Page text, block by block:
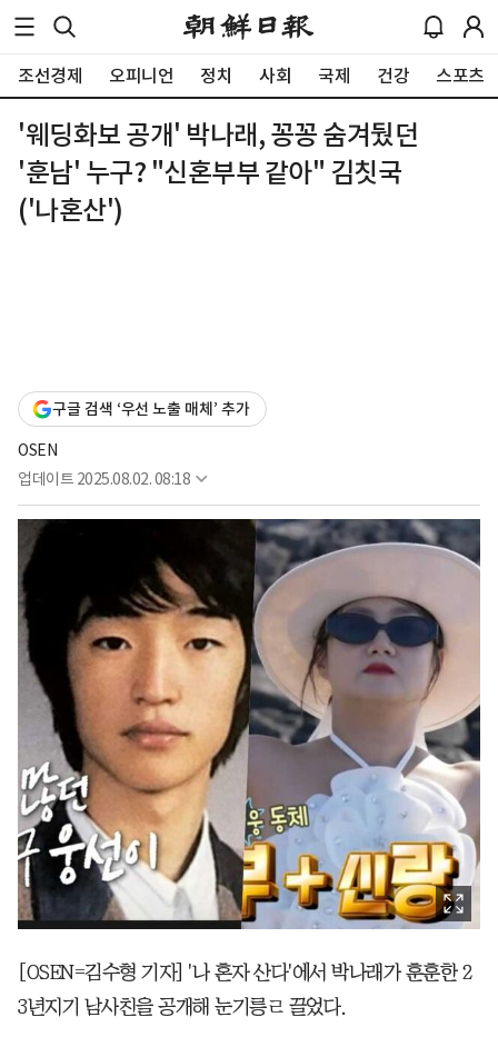
조선경제 오피니언 정치 사회 국제 건강 스포츠
'웨딩화보 공개' 박나래, 꽁꽁 숨겨뒀던
'훈남' 누구? "신혼부부 같아" 김칫국
('나혼산')
구글 검색 ‘우선 노출 매체’ 추가
OSEN
업데이트 2025.08.02. 08:18
[OSEN=김수형 기자] '나 혼자 산다'에서 박나래가 훈훈한 2
3년지기 남사친을 공개해 눈기릉ㄹ 끌었다.